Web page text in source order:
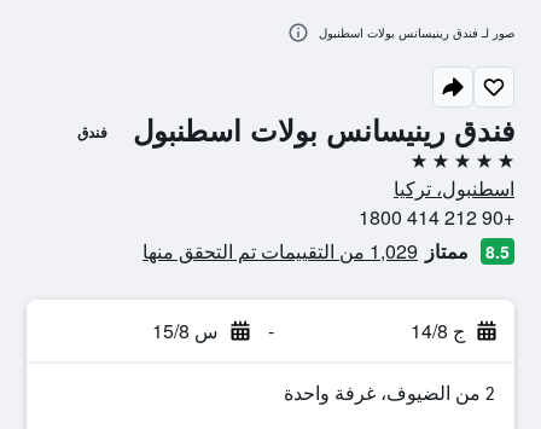
فندق رينيسانس بولات اسطنبول فندق
5 نجوم
اسطنبول، تركيا
+90 212 414 1800
8.5 ممتاز 1,029 من التقييمات تم التحقق منها
ج 14/8 - س 15/8
2 من الضيوف، غرفة واحدة
صور لـ فندق رينيسانس بولات اسطنبول